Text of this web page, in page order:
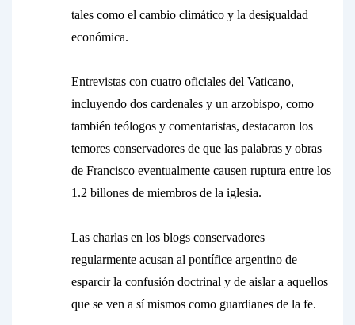
tales como el cambio climático y la desigualdad
económica.
Entrevistas con cuatro oficiales del Vaticano,
incluyendo dos cardenales y un arzobispo, como
también teólogos y comentaristas, destacaron los
temores conservadores de que las palabras y obras
de Francisco eventualmente causen ruptura entre los
1.2 billones de miembros de la iglesia.
Las charlas en los blogs conservadores
regularmente acusan al pontífice argentino de
esparcir la confusión doctrinal y de aislar a aquellos
que se ven a sí mismos como guardianes de la fe.